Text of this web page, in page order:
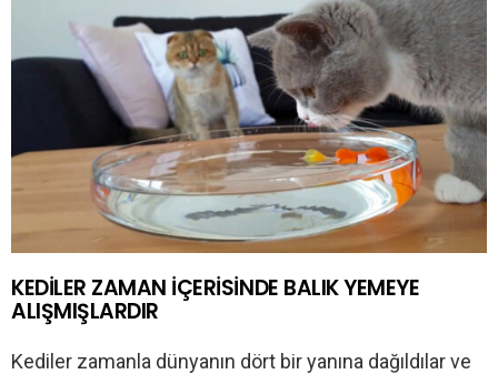
KEDİLER ZAMAN İÇERİSİNDE BALIK YEMEYE
ALIŞMIŞLARDIR
Kediler zamanla dünyanın dört bir yanına dağıldılar ve